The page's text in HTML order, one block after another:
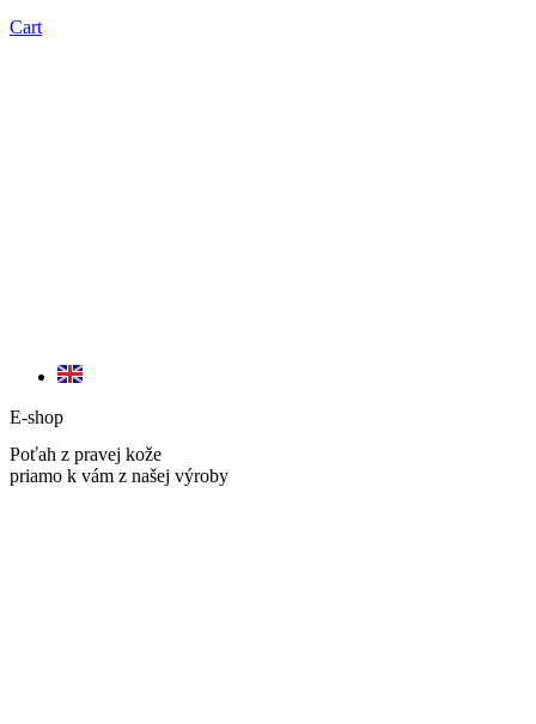
Cart
E-shop
Poťah z pravej kože
priamo k vám z našej výroby